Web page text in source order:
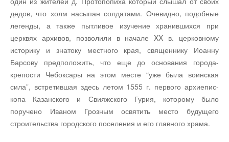
дедов, что холм насыпан солда­тами. Очевидно, подобные
легенды, а также пытли­вое изучение хранившихся при
церквях архивов, по­зволили в начале XX в. церковному
историку и зна­току местного края, священнику Иоанну
Барсову пред­положить, что еще до основания города-
крепости Чебоксары на этом месте “уже была воинская
сила”, встретившая здесь летом 1555 г. первого архиепис­
копа Казанского и Свияжского Гурия, которому было
поручено Иваном Грозным освятить место буду­щего
строительства городского поселения и его главного храма.